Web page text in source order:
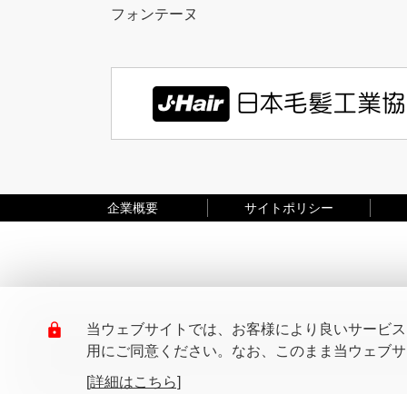
フォンテーヌ
企業概要 サイトポリシー
当ウェブサイトでは、お客様により良いサービ
用にご同意ください。なお、このまま当ウェブ
[詳細はこちら]